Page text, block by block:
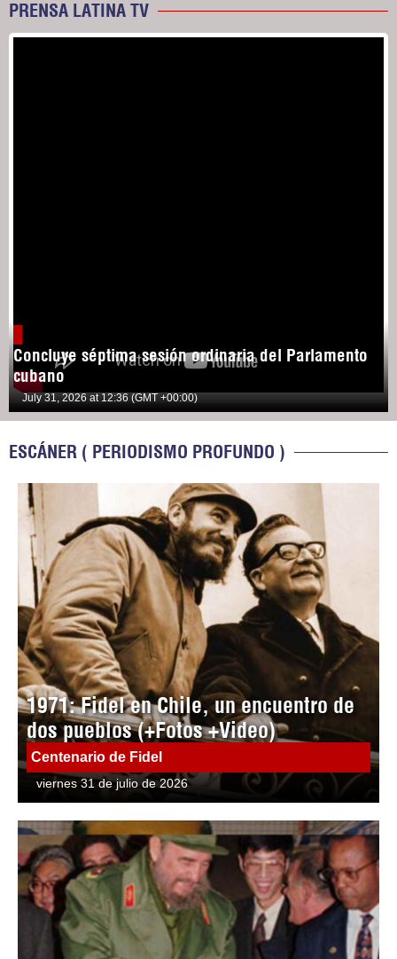
PRENSA LATINA TV
Concluye séptima sesión ordinaria del Parlamento
cubano
July 31, 2026 at 12:36 (GMT +00:00)
ESCÁNER ( PERIODISMO PROFUNDO )
1971: Fidel en Chile, un encuentro de
dos pueblos (+Fotos +Video)
Centenario de Fidel
viernes 31 de julio de 2026